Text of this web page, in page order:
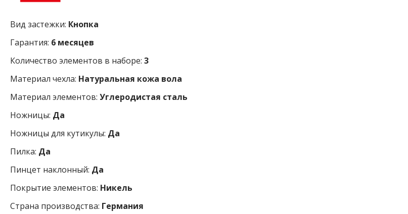
Вид застежки: Кнопка
Гарантия: 6 месяцев
Количество элементов в наборе: 3
Материал чехла: Натуральная кожа вола
Материал элементов: Углеродистая сталь
Ножницы: Да
Ножницы для кутикулы: Да
Пилка: Да
Пинцет наклонный: Да
Покрытие элементов: Никель
Страна производства: Германия